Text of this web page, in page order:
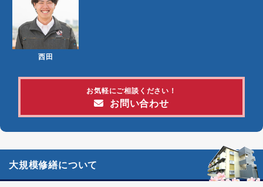
西田
お気軽にご相談ください！
お問い合わせ
大規模修繕について